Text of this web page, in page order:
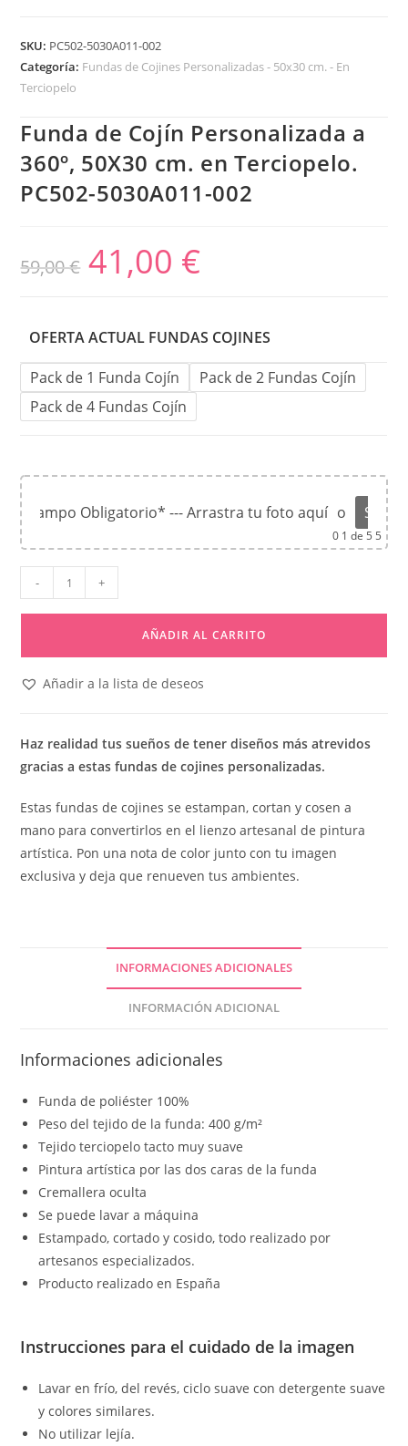
SKU: PC502-5030A011-002
Categoría: Fundas de Cojines Personalizadas - 50x30 cm. - En
Terciopelo
Funda de Cojín Personalizada a
360º, 50X30 cm. en Terciopelo.
PC502-5030A011-002
59,00€ 41,00 €
OFERTA ACTUAL FUNDAS COJINES
Pack de 1 Funda Cojín
Pack de 2 Fundas Cojín
Pack de 4 Fundas Cojín
*Campo Obligatorio* --- Arrastra tu foto aquí o
01 de 5 5
- +
AÑADIR AL CARRITO
Añadir a la lista de deseos
Haz realidad tus sueños de tener diseños más atrevidos
gracias a estas fundas de cojines personalizadas.
Estas fundas de cojines se estampan, cortan y cosen a
mano para convertirlos en el lienzo artesanal de pintura
artística. Pon una nota de color junto con tu imagen
exclusiva y deja que renueven tus ambientes.
INFORMACIONES ADICIONALES
INFORMACIÓN ADICIONAL
Informaciones adicionales
Funda de poliéster 100%
Peso del tejido de la funda: 400 g/m²
Tejido terciopelo tacto muy suave
Pintura artística por las dos caras de la funda
Cremallera oculta
Se puede lavar a máquina
Estampado, cortado y cosido, todo realizado por
artesanos especializados.
Producto realizado en España
Instrucciones para el cuidado de la imagen
Lavar en frío, del revés, ciclo suave con detergente suave
y colores similares.
No utilizar lejía.